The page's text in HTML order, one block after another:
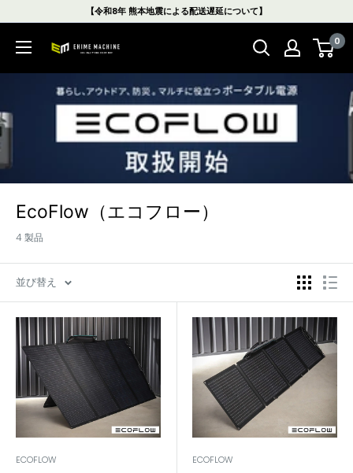
ン
ス
キ
【令和8年 熊本地震による配送遅延について】
エ
メ
マ
ン
0
EcoFlow（エコフロー）
4 製品
並び替え
ECOFLOW ECOFLOW